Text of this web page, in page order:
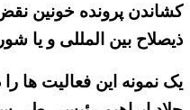
کشاندن پرونده خونین
ذیصلاح بین المللی و یا
یک نمونه این فعالیت ها